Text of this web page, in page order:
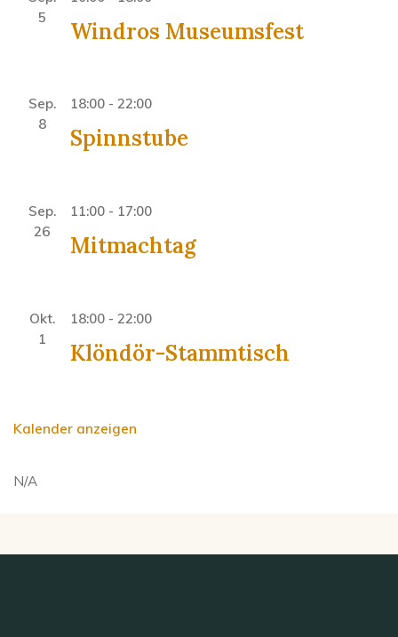
5
Windros Museumsfest
Sep.
8
18:00 - 22:00
Spinnstube
Sep.
26
11:00 - 17:00
Mitmachtag
Okt.
1
18:00 - 22:00
Klöndör-Stammtisch
Kalender anzeigen
N/A